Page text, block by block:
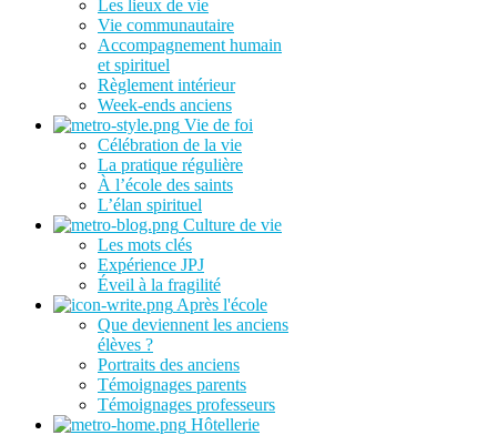
Les lieux de vie
Vie communautaire
Accompagnement humain
et spirituel
Règlement intérieur
Week-ends anciens
Vie de foi
Célébration de la vie
La pratique régulière
À l’école des saints
L’élan spirituel
Culture de vie
Les mots clés
Expérience JPJ
Éveil à la fragilité
Après l'école
Que deviennent les anciens
élèves ?
Portraits des anciens
Témoignages parents
Témoignages professeurs
Hôtellerie